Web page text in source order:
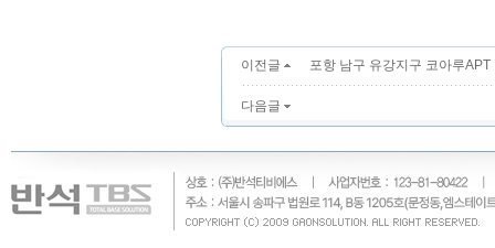
이전글 포항 남구 유강지구 코아루APT
다음글